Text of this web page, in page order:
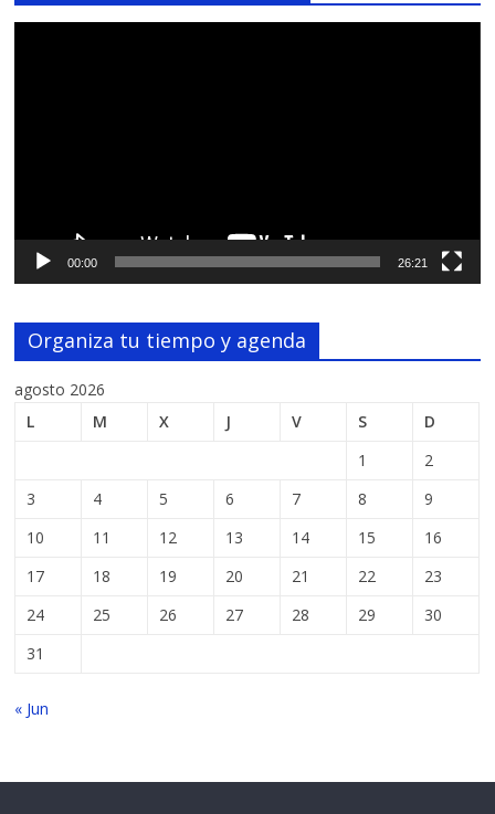
00:00 26:21
Organiza tu tiempo y agenda
agosto 2026
L
M X J V S
D
1
2
3
4 5 6 7 8
9
10
11 12 13 14 15
16
17
18 19 20 21 22
23
24
25 26 27 28 29
30
31
« Jun